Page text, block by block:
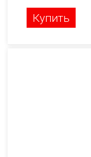
Купить